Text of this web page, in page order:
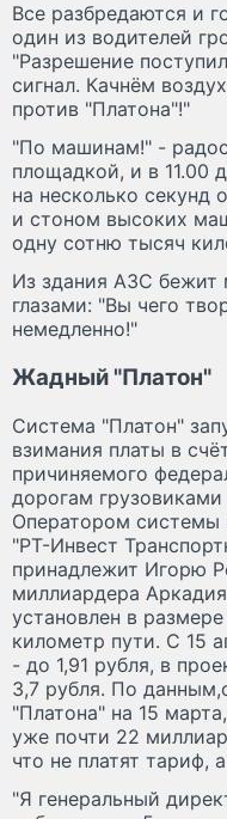
Все разбредаются и
один из водителей
"Разрешение
сигнал. Качнём
против "Платона"!"
"По машинам!" -
площадкой, и в 11.00
на несколько секунд
и стоном высоких
одну сотню тысяч
Из здания АЗС бежит
глазами: "Вы чего
немедленно!"
Жадный "Платон"
Система "Платон"
взимания платы в
причиняемого
дорогам
Оператором системы
"РТ-Инвест
принадлежит Игорю
миллиардера
установлен в
километр пути. С 15
- до 1,91 рубля, в
3,7 рубля. По
"Платона" на 15
уже почти 22
что не платят тариф,
"Я генеральный